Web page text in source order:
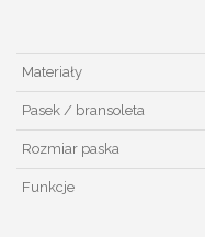
Materiały
Pasek / bransoleta
Rozmiar paska
Funkcje